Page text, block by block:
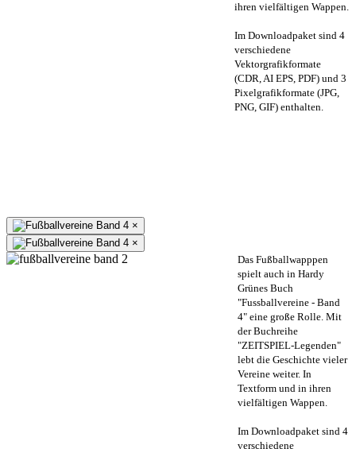
ihren vielfältigen Wappen.
Im Downloadpaket sind 4
verschiedene
Vektorgrafikformate
(CDR, AI EPS, PDF) und 3
Pixelgrafikformate (JPG,
PNG, GIF) enthalten.
×
×
Das Fußballwapppen
spielt auch in Hardy
Grünes Buch
"Fussballvereine - Band
4" eine große Rolle. Mit
der Buchreihe
"ZEITSPIEL-Legenden"
lebt die Geschichte vieler
Vereine weiter. In
Textform und in ihren
vielfältigen Wappen.
Im Downloadpaket sind 4
verschiedene